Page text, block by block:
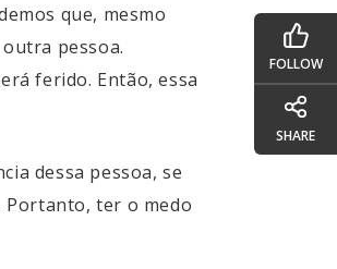
que, mesmo
pessoa.
ferido. Então, essa
dessa pessoa, se
Portanto, ter o medo
FOLLOW
SHARE